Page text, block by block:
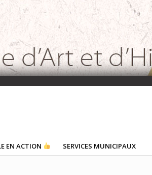
EN ACTION SERVICES MUNICIPAUX